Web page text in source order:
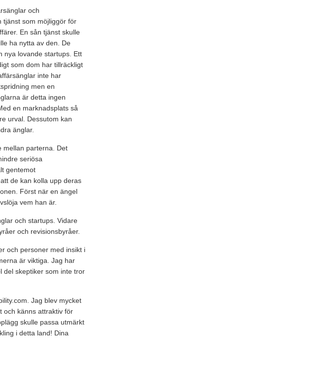
och
tjänst som möjliggör för
En sån tjänst skulle
ha nytta av den. De
nya lovande startups. Ett
som dom har tillräckligt
inte har
men en
är detta ingen
en marknadsplats så
urval. Dessutom kan
änglar.
mellan parterna. Det
seriösa
gentemot
de kan kolla upp deras
Först när en ängel
vem han är.
och startups. Vidare
och revisionsbyråer.
och personer med insikt i
är viktiga. Jag har
del skeptiker som inte tror
Jag blev mycket
och känns attraktiv för
skulle passa utmärkt
i detta land! Dina